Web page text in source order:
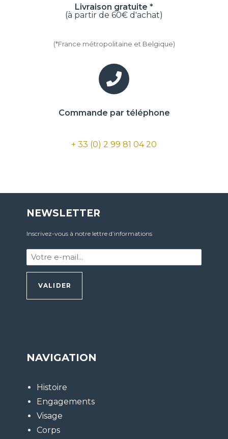
Livraison gratuite *
(à partir de 60€ d'achat)
(*France métropolitaine et Belgique)
Commande par téléphone
+ 33 (0) 2 99 81 04 20
NEWSLETTER
Inscrivez-vous à notre lettre d’informations
Votre
e-
mail
:
NAVIGATION
Histoire
Engagements
Visage
Corps